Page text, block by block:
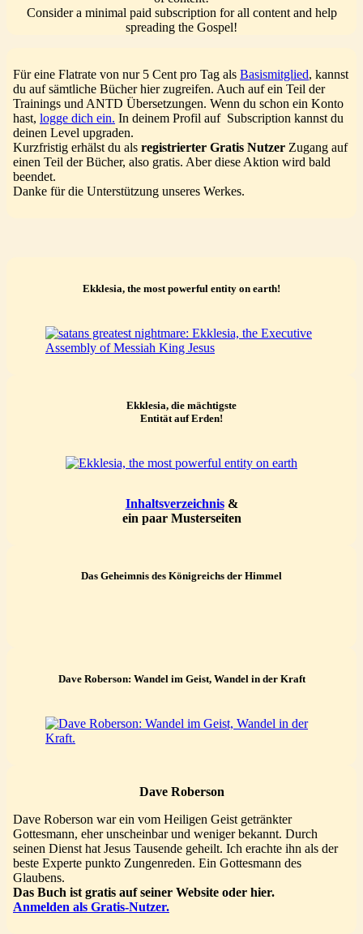
Consider a minimal paid subscription for all content and help
spreading the Gospel!
Für eine Flatrate von nur 5 Cent pro Tag als Basismitglied, kannst
du auf sämtliche Bücher hier zugreifen. Auch auf ein Teil der
Trainings und ANTD Übersetzungen. Wenn du schon ein Konto
hast, logge dich ein. In deinem Profil auf Subscription kannst du
deinen Level upgraden.
Kurzfristig erhälst du als registrierter Gratis Nutzer Zugang auf
einen Teil der Bücher, also gratis. Aber diese Aktion wird bald
beendet.
Danke für die Unterstützung unseres Werkes.
Ekklesia, the most powerful entity on earth!
Ekklesia, die mächtigste
Entität auf Erden!
Inhaltsverzeichnis&
ein paar Musterseiten
Das Geheimnis des Königreichs der Himmel
Dave Roberson: Wandel im Geist, Wandel in der Kraft
Dave Roberson
Dave Roberson war ein vom Heiligen Geist getränkter
Gottesmann, eher unscheinbar und weniger bekannt. Durch
seinen Dienst hat Jesus Tausende geheilt. Ich erachte ihn als der
beste Experte punkto Zungenreden. Ein Gottesmann des
Glaubens.
Das Buch ist gratis auf seiner Website oder hier.
Anmelden als Gratis-Nutzer.